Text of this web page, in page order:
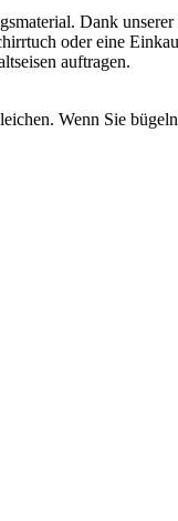
Dank
oder eine
auftragen.
Wenn Sie